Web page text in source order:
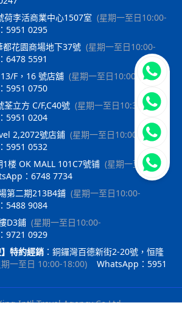
荷李活商業中心1507室 (星期一至日10:00-
5951 0295
都花園商場地下37號 (星期一至日10:00-
6478 5591
F，16 號店舖 (星期一至日10:00-
5951 0750
荃立方 C/F,C40號 (星期一至日10:30-
5951 0204
2,2072號店鋪 (星期一至日10:00-
5951 0532
1楼 OK MALL 101C7號铺 (星期一至日
：6748 7734
第二期213B4鋪 (星期一至日10:00-
5488 9084
D3鋪 (星期一至日10:00-
9721 0929
特約經銷 ： 銅鑼灣百德新街2-20號，恒隆
一至日 10:00-18:00)
WhatsApp：5951
Int'l Travel Agency Co Ltd
立即